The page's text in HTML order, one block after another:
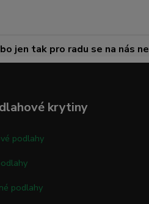
jen tak pro radu se na nás
krytiny
podlahy
podlahy